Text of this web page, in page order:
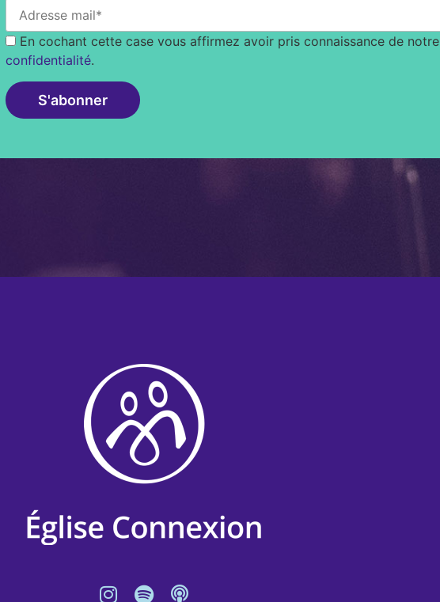
En cochant cette case vous affirmez avoir pris connaissance de notre
confidentialité.